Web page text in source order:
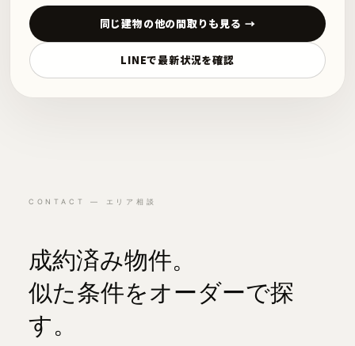
同じ建物の他の間取りも見る →
LINEで最新状況を確認
CONTACT — エリア相談
成約済み物件。
似た条件をオーダーで探
す。